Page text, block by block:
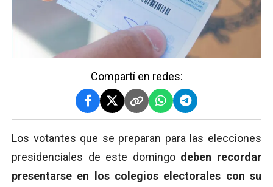
Compartí en redes:
Los votantes que se preparan para las elecciones
presidenciales de este domingo deben recordar
presentarse en los colegios electorales con su